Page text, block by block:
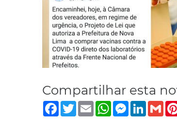
Compartilhar esta
Facebook
TwitterEmailWhatsApp
Messenger